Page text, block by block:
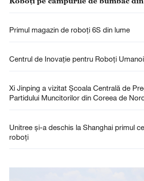
Primul magazin de roboți 6S din lume
Centrul de Inovație pentru Roboți
Xi Jinping a vizitat Școala Centrală de
Partidului Muncitorilor din Coreea de
Unitree și-a deschis la Shanghai primul
roboți